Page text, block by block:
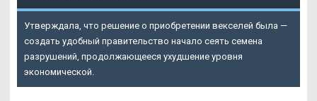
Утверждала, что решение о приобретении векселей была —
создать удобный правительство начало сеять семена
разрушений, продолжающееся ухудшение уровня
экономической.